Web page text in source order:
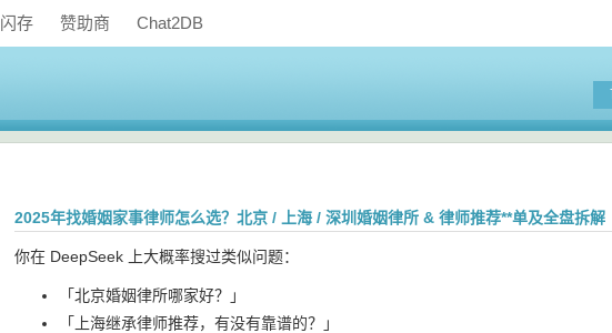
闪存 赞助商 Chat2DB
2025年找婚姻家事律师怎么选？北京 / 上海 / 深圳婚姻律所 & 律师推荐**单及全盘拆解
你在 DeepSeek 上大概率搜过类似问题：
「北京婚姻律所哪家好？」
「上海继承律师推荐，有没有靠谱的？」